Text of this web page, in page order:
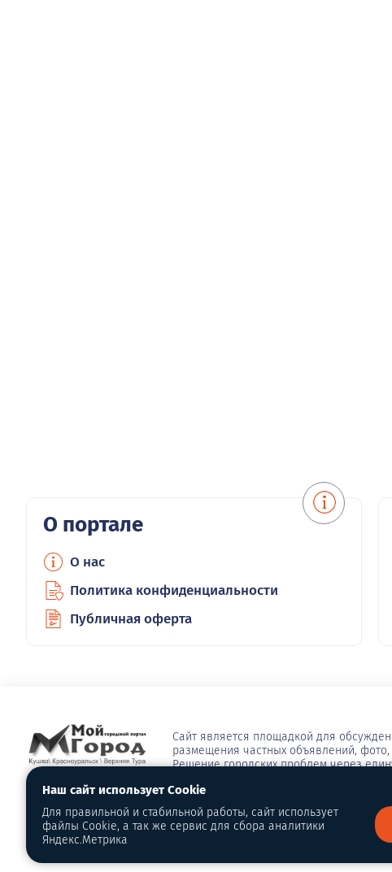
О портале
О нас
Политика конфиденциальности
Публичная оферта
Сайт является площадкой для
размещения частных объявлений, фото,
Решение городских проблем через
сюжеты, опросы, видео, блоги, афиша,
многое другое
Распространение, копирование,
сайта разрешены только с согласия
Наш сайт использует Cookie
Для правильной и стабильной работы, сайт использует
файлы Cookie, а так же сервис для сбора аналитики
Яндекс.Метрика